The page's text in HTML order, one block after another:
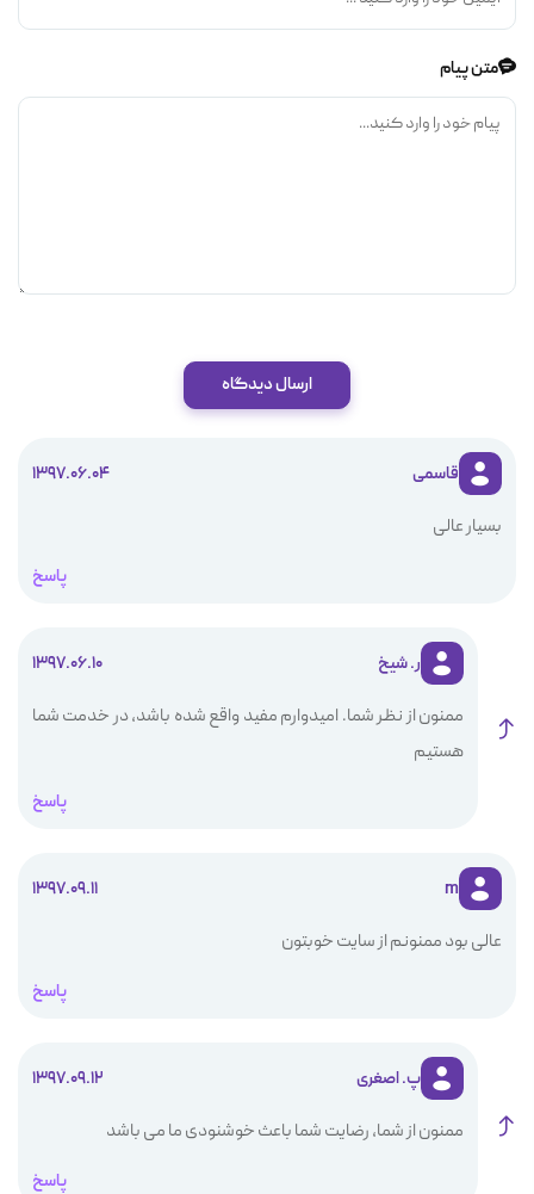
متن پیام
ارسال دیدگاه
قاسمى 1397.06.04
بسيار عالى
پاسخ
ر. شیخ 1397.06.10
ممنون از نظر شما. امیدوارم مفید واقع شده باشد، در خدمت شما
هستیم
پاسخ
m
1397.09.11
عالی بود ممنونم از سایت خوبتون
پاسخ
پ. اصغری 1397.09.12
ممنون از شما، رضایت شما باعث خوشنودی ما می باشد
پاسخ